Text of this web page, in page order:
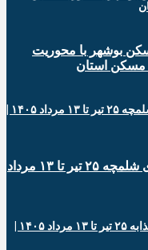
بوشهر با محوریت
مسکن استان
اطلاع‌نگاشت| تردد مسافر از پایانه‌ مرزی شلمچه ۲۵ تیر تا ۱۳ مرداد